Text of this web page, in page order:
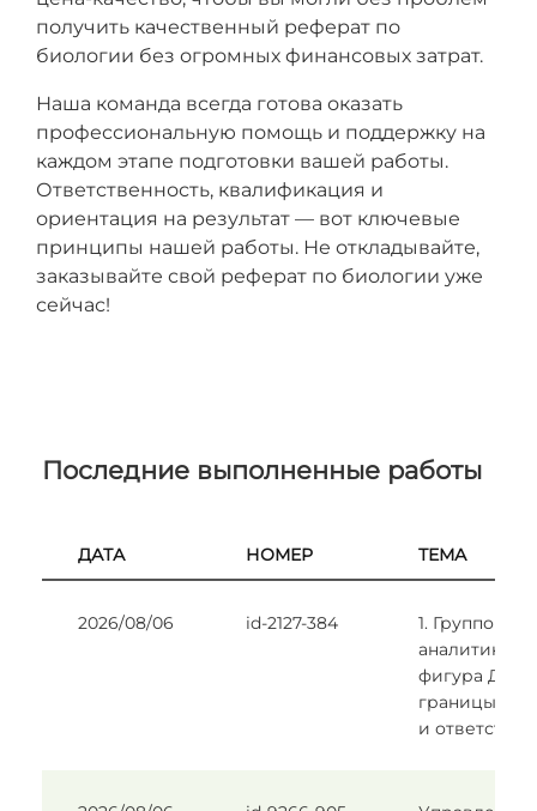
получить качественный реферат по
биологии без огромных финансовых затрат.
Наша команда всегда готова оказать
профессиональную помощь и поддержку на
каждом этапе подготовки вашей работы.
Ответственность, квалификация и
ориентация на результат — вот ключевые
принципы нашей работы. Не откладывайте,
заказывайте свой реферат по биологии уже
сейчас!
Последние выполненные работы
ДАТА НОМЕР ТЕМА
2026/08/06 id-2127-384
1. Групповой
аналитик как
фигура
границы,
и